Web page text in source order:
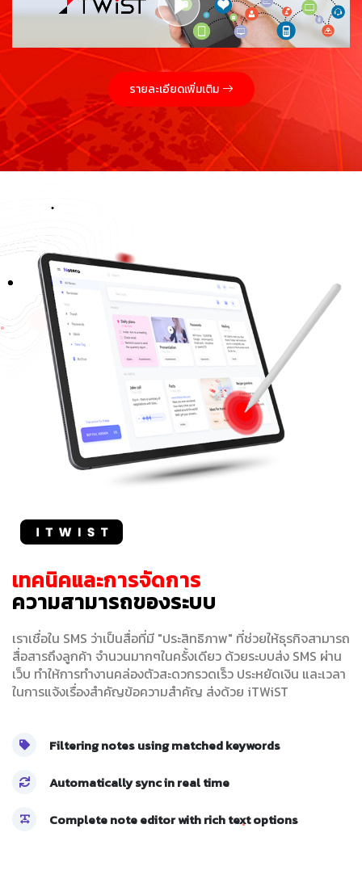
รายละเอียดเพิ่มเติม
เทคนิคและการจัดการ
ความสามารถของระบบ
เราเชื่อใน SMS ว่าเป็นสื่อที่มี "ประสิทธิภาพ" ที่ช่วยให้ธุรกิจสามารถ
สื่อสารถึงลูกค้า จำนวนมากๆในครั้งเดียว ด้วยระบบส่ง SMS ผ่าน
เว็บ ทำให้การทำงานคล่องตัวสะดวกรวดเร็ว ประหยัดเงิน และเวลา
ในการแจ้งเรื่องสำคัญข้อความสำคัญ ส่งด้วย iTWiST
Filtering notes using matched keywords
Automatically sync in real time
Complete note editor with rich text options